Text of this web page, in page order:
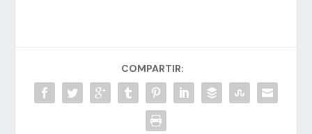
COMPARTIR: